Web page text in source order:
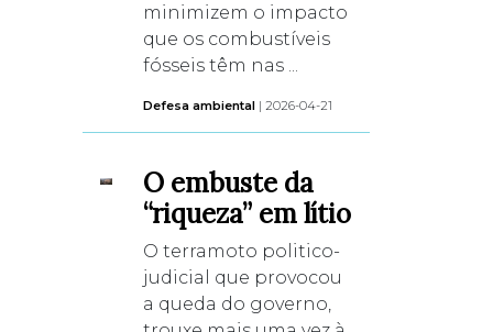
minimizem o impacto
que os combustíveis
fósseis têm nas ...
Defesa ambiental | 2026-04-21
O embuste da
“riqueza” em lítio
O terramoto politico-
judicial que provocou
a queda do governo,